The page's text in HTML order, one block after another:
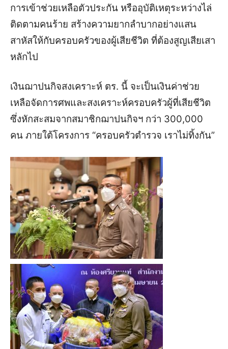
การเข้าช่วยเหลือตัวประกัน หรืออุบัติเหตุระหว่างไล่
ติดตามคนร้าย สร้างความยากลำบากอย่างแสน
สาหัสให้กับครอบครัวของผู้เสียชีวิต ที่ต้องสูญเสียเสา
หลักไป
เงินฌาปนกิจสงเคราะห์ ตร. นี้ จะเป็นเงินค่าช่วย
เหลือจัดการศพและสงเคราะห์ครอบครัวผู้ที่เสียชีวิต
ซึ่งหักสะสมจากสมาชิกฌาปนกิจฯ กว่า 300,000
คน ภายใต้โครงการ “ครอบครัวตำรวจ เราไม่ทิ้งกัน”